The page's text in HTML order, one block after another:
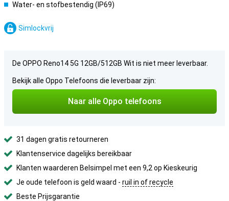
Water- en stofbestendig (IP69)
Simlockvrij
De OPPO Reno14 5G 12GB/512GB Wit is niet meer leverbaar.
Bekijk alle Oppo Telefoons die leverbaar zijn:
Naar alle Oppo telefoons
31 dagen gratis retourneren
Klantenservice dagelijks bereikbaar
Klanten waarderen Belsimpel met een 9,2 op Kieskeurig
Je oude telefoon is geld waard - ruil in of recycle
Beste Prijsgarantie